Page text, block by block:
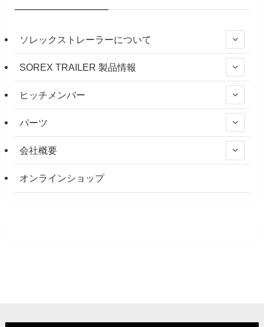
ソレックストレーラーについて
SOREX TRAILER 製品情報
ヒッチメンバー
パーツ
会社概要
オンラインショップ